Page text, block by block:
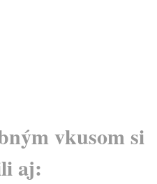
vkusom si
aj: